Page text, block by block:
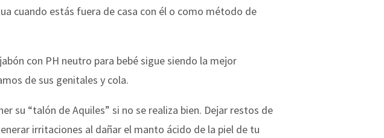
cuando estás fuera de casa con él o como método de
con PH neutro para bebé sigue siendo la mejor
de sus genitales y cola.
su “talón de Aquiles” si no se realiza bien. Dejar restos de
irritaciones al dañar el manto ácido de la piel de tu